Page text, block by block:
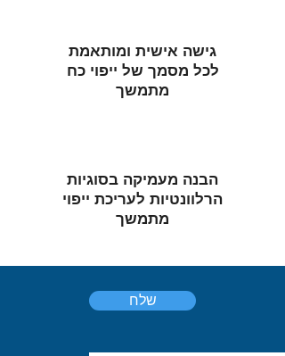
גישה אישית ומותאמת
לכל מסמך של ייפוי כח
מתמשך
הבנה מעמיקה בסוגיות
הרלוונטיות לעריכת ייפוי
מתמשך
שלח